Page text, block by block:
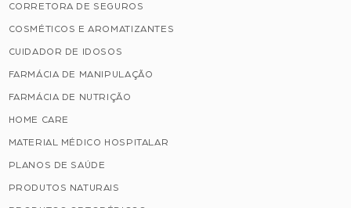
CORRETORA DE SEGUROS
COSMÉTICOS E AROMATIZANTES
CUIDADOR DE IDOSOS
FARMÁCIA DE MANIPULAÇÃO
FARMÁCIA DE NUTRIÇÃO
HOME CARE
MATERIAL MÉDICO HOSPITALAR
PLANOS DE SAÚDE
PRODUTOS NATURAIS